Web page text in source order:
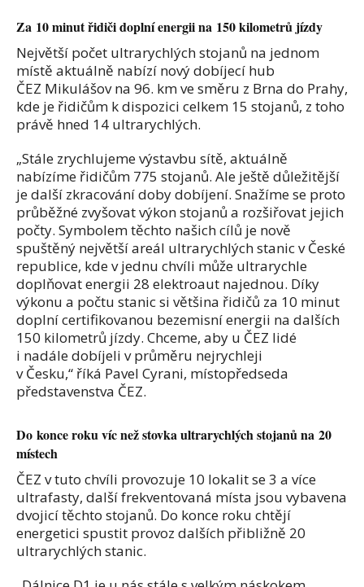
Za 10 minut řidiči doplní energii na 150 kilometrů jízdy
Největší počet ultrarychlých stojanů na jednom
místě aktuálně nabízí nový dobíjecí hub
ČEZ Mikulášov na 96. km ve směru z Brna do Prahy,
kde je řidičům k dispozici celkem 15 stojanů, z toho
právě hned 14 ultrarychlých.
„Stále zrychlujeme výstavbu sítě, aktuálně
nabízíme řidičům 775 stojanů. Ale ještě důležitější
je další zkracování doby dobíjení. Snažíme se proto
průběžné zvyšovat výkon stojanů a rozšiřovat jejich
počty. Symbolem těchto našich cílů je nově
spuštěný největší areál ultrarychlých stanic v České
republice, kde v jednu chvíli může ultrarychle
doplňovat energii 28 elektroaut najednou. Díky
výkonu a počtu stanic si většina řidičů za 10 minut
doplní certifikovanou bezemisní energii na dalších
150 kilometrů jízdy. Chceme, aby u ČEZ lidé
i nadále dobíjeli v průměru nejrychleji
v Česku,“ říká Pavel Cyrani, místopředseda
představenstva ČEZ.
Do konce roku víc než stovka ultrarychlých stojanů na 20
místech
ČEZ v tuto chvíli provozuje 10 lokalit se 3 a více
ultrafasty, další frekventovaná místa jsou vybavena
dvojicí těchto stojanů. Do konce roku chtějí
energetici spustit provoz dalších přibližně 20
ultrarychlých stanic.